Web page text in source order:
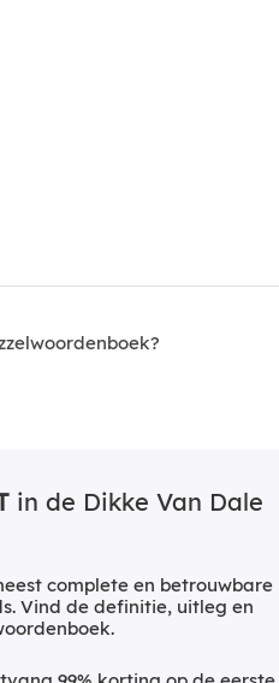
in de Dikke Van Dale
complete en betrouwbare
Vind de definitie, uitleg en